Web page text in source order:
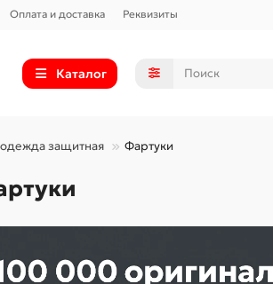
Оплата и доставка Реквизиты
Каталог
защитная Фартуки